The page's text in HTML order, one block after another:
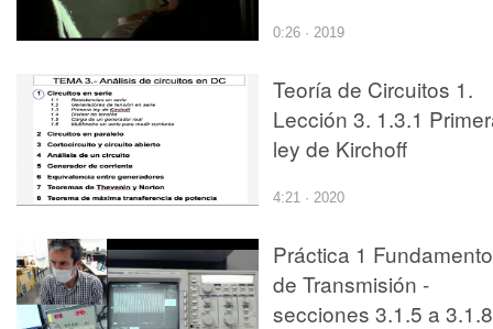
0:26 · 2019
Teoría de Circuitos 1.
Lección 3. 1.3.1
ley de Kirchoff
4:21 · 2020
Práctica 1
de Transmisión -
secciones 3.1.5 a 3.1.8